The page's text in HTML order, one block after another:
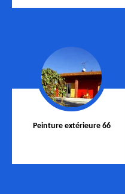
Peinture extérieure 66